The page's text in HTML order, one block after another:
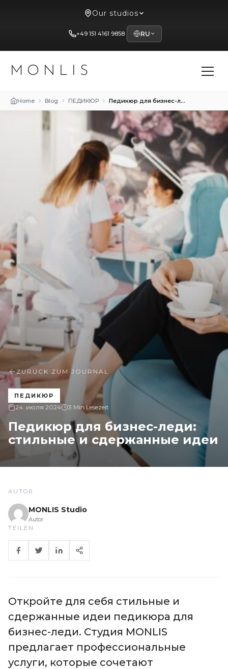
Our studios
+49 151 4161 9858 RU
MONLIS
Home Blog ПЕДИКЮР Педикюр для бизнес-леди: стильные и сдержанные идеи
ZURÜCK ZUM JOURNAL
ПЕДИКЮР
24. июля 2024 3 Min Lesezeit
Педикюр для бизнес-леди:
стильные и сдержанные идеи
AUTOR
MONLIS Studio
Autor
TEILEN
Откройте для себя стильные и
сдержанные идеи педикюра для
бизнес-леди. Студия MONLIS
предлагает профессиональные
услуги, которые сочетают